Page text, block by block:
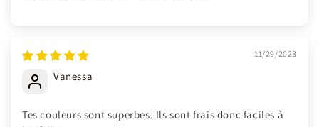
11/29/2023
Vanessa
Tes couleurs sont superbes. Ils sont frais donc faciles à